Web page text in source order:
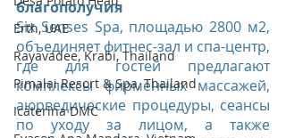
Erth, UAE
Rayavadee, Krabi, Thailand
Pimalai Resort & Spa, Thailand
Icaterina DMC
благополучия
Six Senses Spa, площадью 2800 м2,
объединяет фитнес-зал и спа-центр,
где для гостей предлагают
комплексы фирменных массажей,
аюрведические процедуры, сеансы
по уходу за лицом, а также